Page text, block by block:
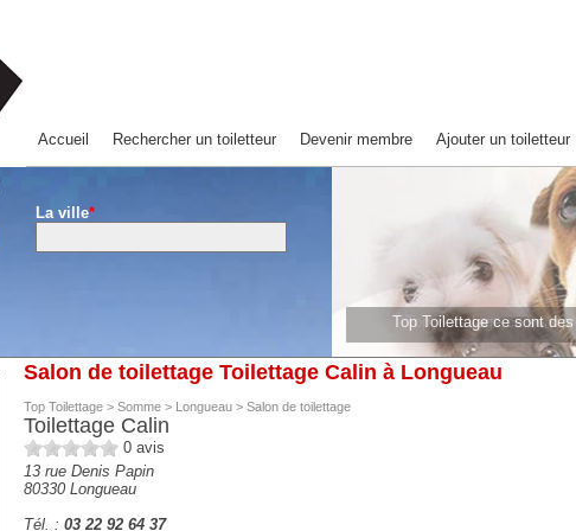
Accueil Rechercher un toiletteur Devenir membre Ajouter un toiletteur
La ville*
Top Toilettage ce sont
Top Toilettage ce sont
Salon de toilettage Toilettage Calin à Longueau
Top Toilettage> Somme> Longueau> Salon de toilettage
Toilettage Calin
0avis
13 rue Denis Papin
80330 Longueau
Tél. : 03 22 92 64 37